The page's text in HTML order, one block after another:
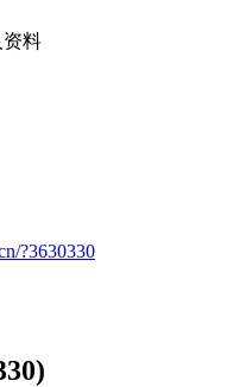
料
?3630330